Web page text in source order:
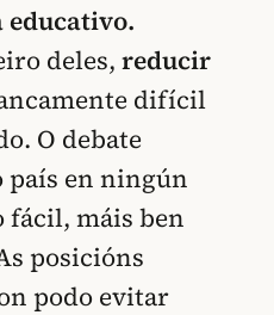
educativo.
deles, reducir
difícil
O debate
país en ningún
fácil, máis ben
posicións
podo evitar